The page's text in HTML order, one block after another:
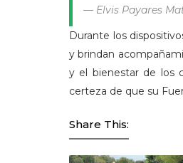
— Elvis Payares
Durante los
y brindan
y el bienestar de los
certeza de que su
Share This: